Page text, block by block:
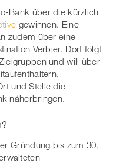
Bank über die kürzlich
gewinnen. Eine
zudem über eine
Verbier. Dort folgt
und will über
und Stelle die
näherbringen.
Gründung bis zum 30.